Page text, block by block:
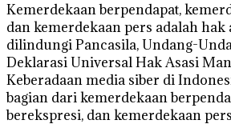
Kemerdekaan berpendapat,
dan kemerdekaan pers adalah hak
dilindungi Pancasila, Undang-
Deklarasi Universal Hak Asasi
Keberadaan media siber di
bagian dari kemerdekaan
berekspresi, dan kemerdekaan